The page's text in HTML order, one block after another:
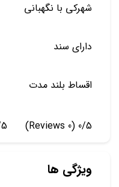
شهرکی با نگهبانی
دارای سند
اقساط بلند مدت
0/5
(0 Reviews)
ویژگی ها